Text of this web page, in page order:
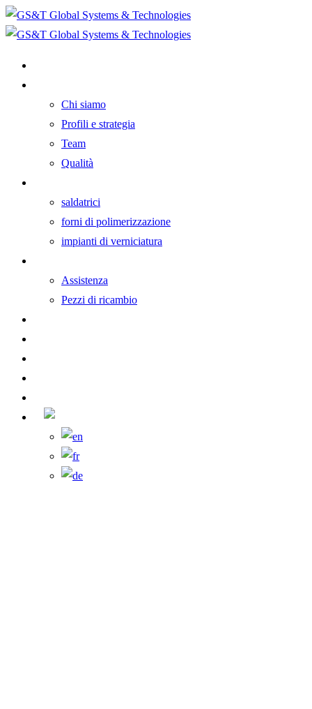
Chi siamo
Profili e strategia
Team
Qualità
saldatrici
forni di polimerizzazione
impianti di verniciatura
Assistenza
Pezzi di ricambio